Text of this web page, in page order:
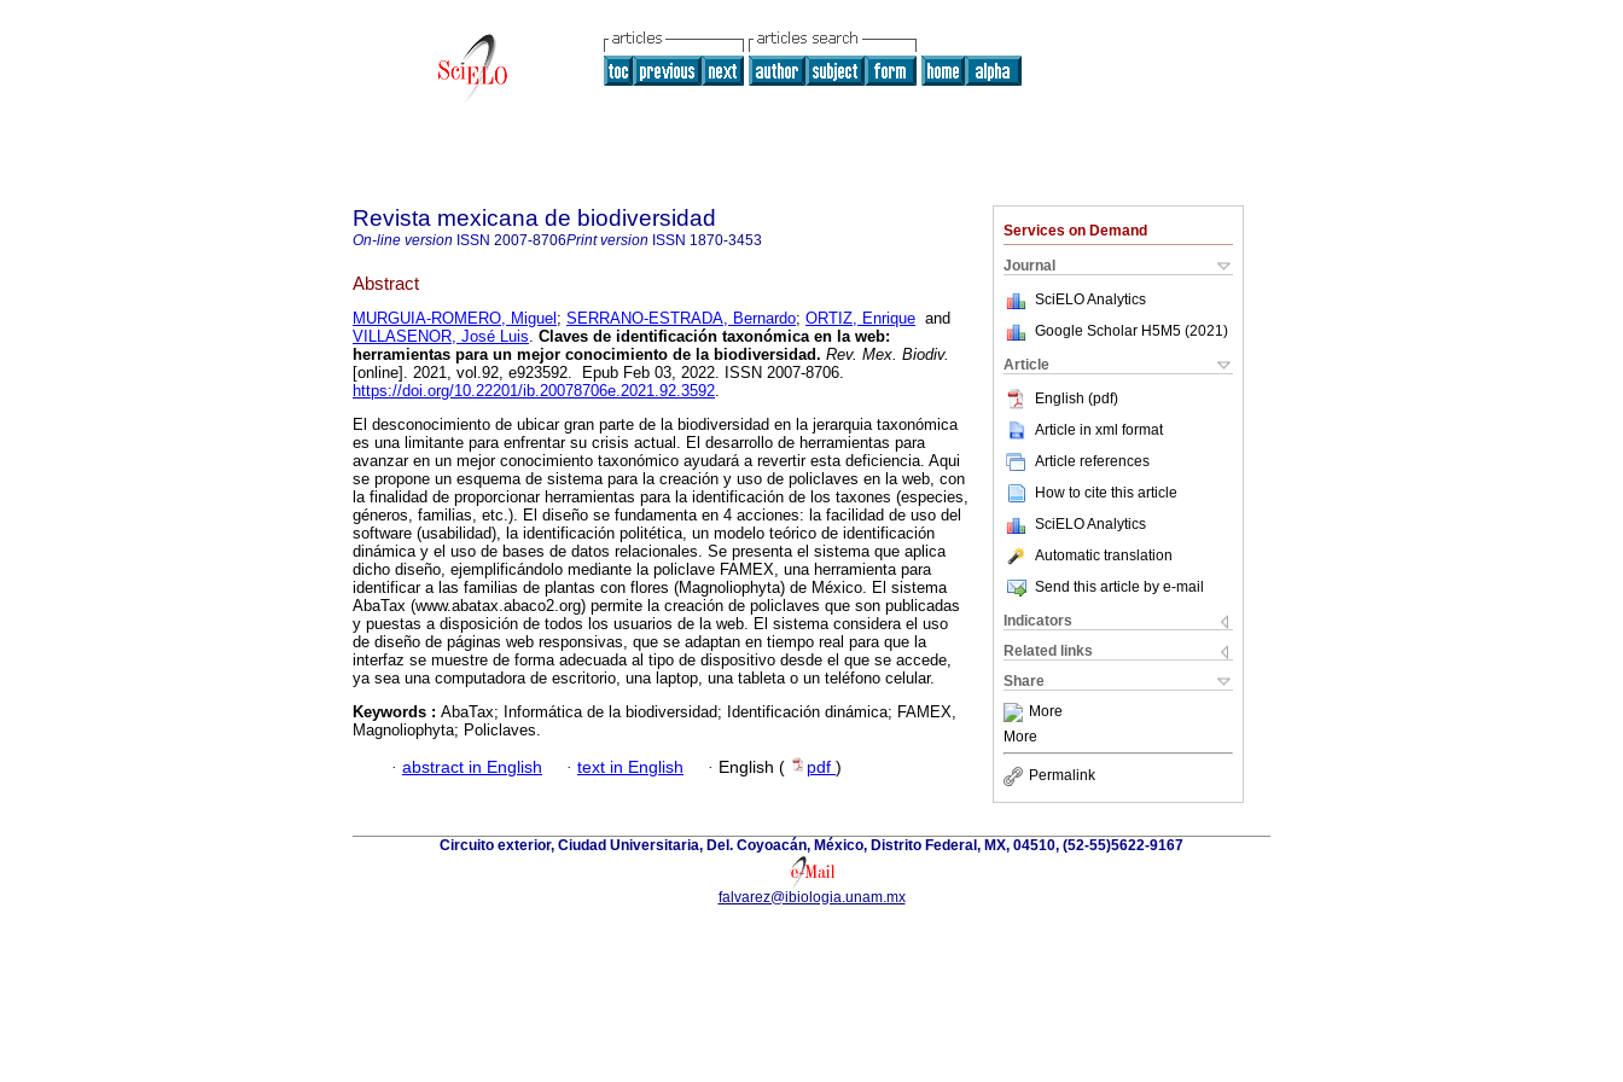
Services on Demand
Journal
SciELO Analytics
Google Scholar H5M5 (2021 )
Article
English (pdf)
Article in xml format
Article references
How to cite this article
SciELO Analytics
Automatic translation
Send this article by e-mail
Indicators
Related links
Share
More
More
Permalink
Revista mexicana de biodiversidad
On-line version ISSN 2007-8706Print version ISSN 1870-3453
Abstract
MURGUIA-ROMERO, Miguel ; SERRANO-ESTRADA, Bernardo; ORTIZ, Enrique and
VILLASENOR, José Luis. Claves de identificación taxonómica en la web:
herramientas para un mejor conocimiento de la biodiversidad. Rev. Mex. Biodiv.
[online]. 2021, vol.92, e923592. Epub Feb 03, 2022. ISSN 2007-8706.
https://doi.org/10.22201/ib.20078706e.2021.92.3592.
El desconocimiento de ubicar gran parte de la biodiversidad en la jerarquia taxonómica
es una limitante para enfrentar su crisis actual. El desarrollo de herramientas para
avanzar en un mejor conocimiento taxonómico ayudará a revertir esta deficiencia. Aqui
se propone un esquema de sistema para la creación y uso de policlaves en la web, con
la finalidad de proporcionar herramientas para la identificación de los taxones (especies,
géneros, familias, etc.). El diseño se fundamenta en 4 acciones: la facilidad de uso del
software (usabilidad), la identificación politética, un modelo teórico de identificación
dinámica y el uso de bases de datos relacionales. Se presenta el sistema que aplica
dicho diseño, ejemplificándolo mediante la policlave FAMEX, una herramienta para
identificar a las familias de plantas con flores (Magnoliophyta) de México. El sistema
AbaTax (www.abatax.abaco2.org) permite la creación de policlaves que son publicadas
y puestas a disposición de todos los usuarios de la web. El sistema considera el uso
de diseño de páginas web responsivas, que se adaptan en tiempo real para que la
interfaz se muestre de forma adecuada al tipo de dispositivo desde el que se accede,
ya sea una computadora de escritorio, una laptop, una tableta o un teléfono celular.
Keywords : AbaTax; Informática de la biodiversidad; Identificación dinámica; FAMEX,
Magnoliophyta; Policlaves.
· abstract in English · text in English · English ( pdf )
Circuito exterior, Ciudad Universitaria, Del. Coyoacán, México, Distrito Federal, MX, 04510, (52-55)5622-9167
falvarez@ibiologia.unam.mx